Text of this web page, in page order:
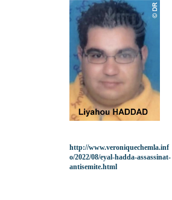
http://www.veroniquechemla.inf
o/2022/08/eyal-hadda-assassinat-
antisemite.html